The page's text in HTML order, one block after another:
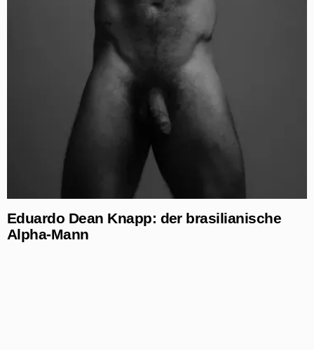
Eduardo Dean Knapp: der brasilianische
Alpha-Mann